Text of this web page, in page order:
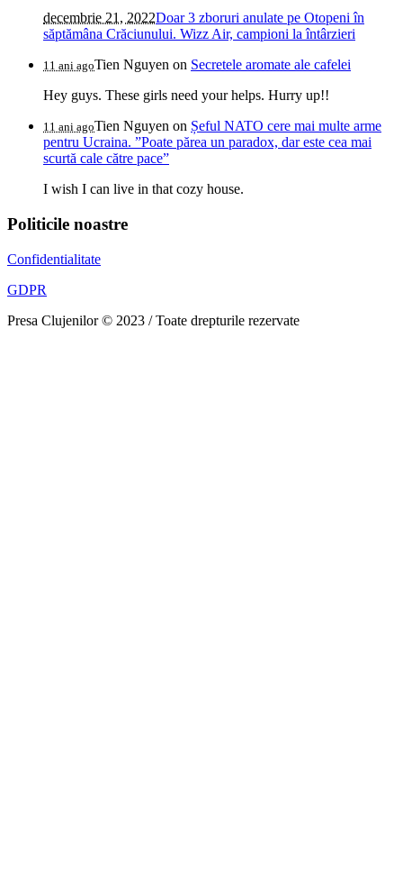
decembrie 21, 2022Doar 3 zboruri anulate pe Otopeni în
săptămâna Crăciunului. Wizz Air, campioni la întârzieri
11 ani agoTien Nguyen on Secretele aromate ale cafelei
Hey guys. These girls need your helps. Hurry up!!
11 ani agoTien Nguyen on Șeful NATO cere mai multe arme
pentru Ucraina. ”Poate părea un paradox, dar este cea mai
scurtă cale către pace”
I wish I can live in that cozy house.
Politicile noastre
Confidentialitate
GDPR
Presa Clujenilor © 2023 / Toate drepturile rezervate